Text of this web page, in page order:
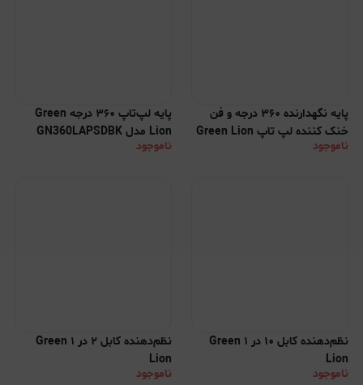
پایه نگهدارنده ۳۶۰ درجه و فن
خنک کننده لپ تاپ Green Lion
ناموجود
پایه لپ‌تاپ ۳۶۰ درجه Green
Lion مدل GN360LAPSDBK
ناموجود
نظم‌دهنده کابل ۱۰ در ۱ Green
Lion
ناموجود
نظم‌دهنده کابل ۲ در ۱ Green
Lion
ناموجود